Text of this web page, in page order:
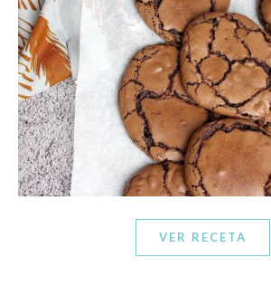
VER RECETA